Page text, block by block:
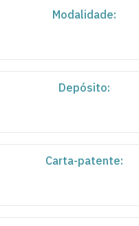
Modalidade:
Depósito:
Carta-patente: